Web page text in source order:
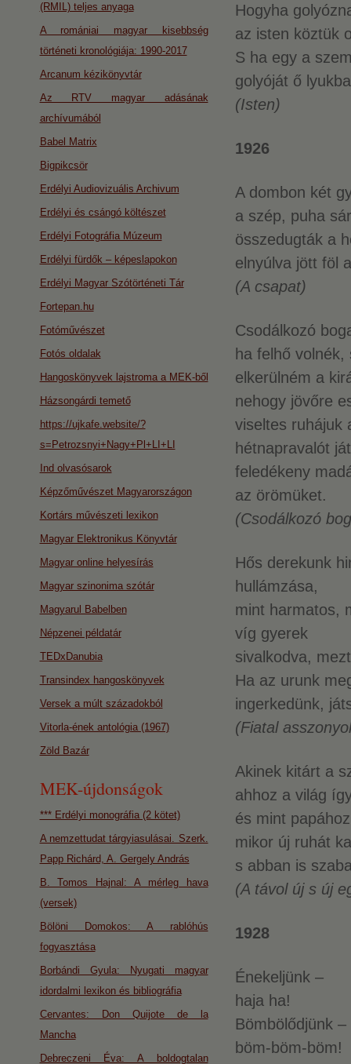
Hogyha
az isten köztük
S ha egy a
golyóját ő
(Isten)
1926
A dombon két
a szép, puha
összedugták a
elnyúlva jött föl
(A csapat)
Csodálkozó
ha felhő volnék,
elkerülném a
nehogy jövőre
viseltes ruhájuk
hétnapravalót
feledékeny
az örömüket.
(Csodálkozó
Hős derekunk
hullámzása,
mint harmatos,
víg gyerek
sivalkodva,
Ha az urunk
ingerkedünk,
(Fiatal
Akinek kitárt a
ahhoz a világ
és mint
mikor új ruhát
s abban is
(A távol új s új
1928
Énekeljünk –
haja ha!
Bömbölődjünk –
böm-böm-böm!
(RMIL) teljes anyaga
A romániai magyar kisebbség
történeti kronológiája: 1990-2017
Arcanum kézikönyvtár
Az RTV magyar adásának
archívumából
Babel Matrix
Bigpikcsör
Erdélyi Audiovizuális Archivum
Erdélyi és csángó költészet
Erdélyi Fotográfia Múzeum
Erdélyi fürdők – képeslapokon
Erdélyi Magyar Szótörténeti Tár
Fortepan.hu
Fotóművészet
Fotós oldalak
Hangoskönyvek lajstroma a MEK-ből
Házsongárdi temető
https://ujkafe.website/?
s=Petrozsnyi+Nagy+Pl+LI+LI
Ind olvasósarok
Képzőművészet Magyarországon
Kortárs művészeti lexikon
Magyar Elektronikus Könyvtár
Magyar online helyesírás
Magyar szinonima szótár
Magyarul Babelben
Népzenei példatár
TEDxDanubia
Transindex hangoskönyvek
Versek a múlt századokból
Vitorla-ének antológia (1967)
Zöld Bazár
MEK-újdonságok
*** Erdélyi monográfia (2 kötet)
A nemzettudat tárgyiasulásai. Szerk.
Papp Richárd, A. Gergely András
B. Tomos Hajnal: A mérleg hava
(versek)
Bölöni Domokos: A rablóhús
fogyasztása
Borbándi Gyula: Nyugati magyar
idordalmi lexikon és bibliográfia
Cervantes: Don Quijote de la
Mancha
Debreczeni Éva: A boldogtalan